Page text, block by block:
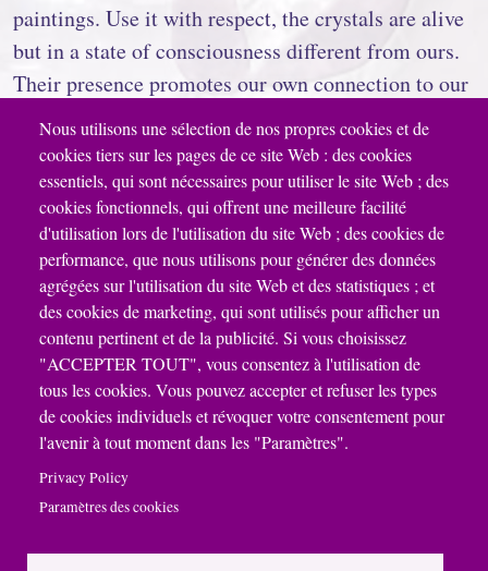
paintings. Use it with respect, the crystals are alive
but in a state of consciousness different from ours.
Their presence promotes our own connection to our
divine dimensions, to our inner crystal.
Use your intuition to know the different uses that
these crystals could accomplish.
Price = $ 4 per bag (about 100g)
Also available in larger quantities.
Nous utilisons une sélection de nos propres cookies et de
cookies tiers sur les pages de ce site Web : des cookies
essentiels, qui sont nécessaires pour utiliser le site Web ; des
cookies fonctionnels, qui offrent une meilleure facilité
d'utilisation lors de l'utilisation du site Web ; des cookies de
performance, que nous utilisons pour générer des données
agrégées sur l'utilisation du site Web et des statistiques ; et
des cookies de marketing, qui sont utilisés pour afficher un
contenu pertinent et de la publicité. Si vous choisissez
"ACCEPTER TOUT", vous consentez à l'utilisation de
tous les cookies. Vous pouvez accepter et refuser les types
de cookies individuels et révoquer votre consentement pour
l'avenir à tout moment dans les "Paramètres".
Privacy Policy
Paramètres des cookies
© Cristal Musique. All rights